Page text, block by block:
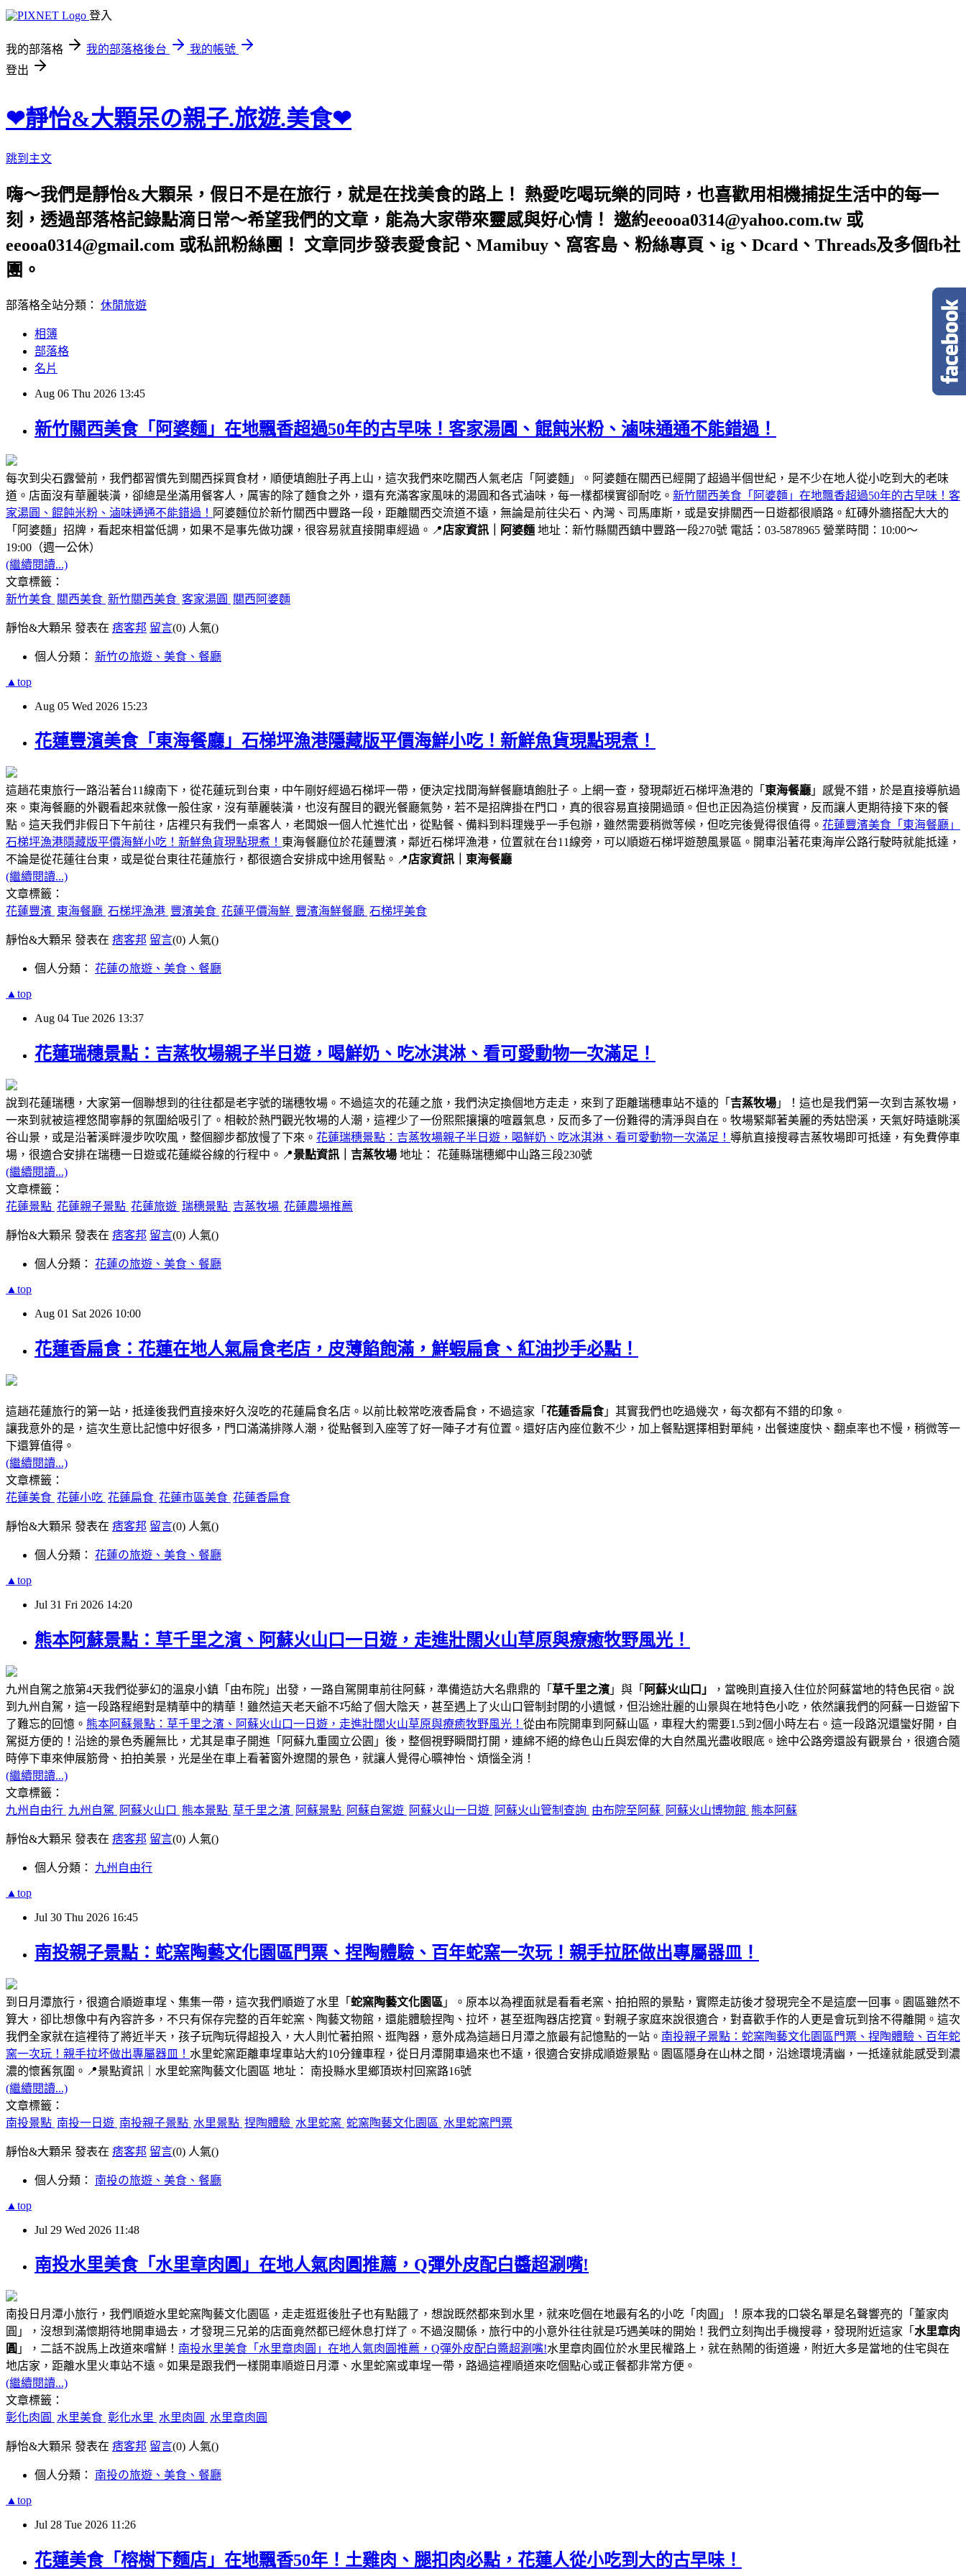
登入
我的部落格 我的部落格後台
我的帳號
登出
❤靜怡&大顆呆の親子.旅遊.美食❤
跳到主文
嗨～我們是靜怡&大顆呆，假日不是在旅行，就是在找美食的路上！ 熱愛吃喝玩樂的同時，也喜歡用相機捕捉生活中的每一
刻，透過部落格記錄點滴日常～希望我們的文章，能為大家帶來靈感與好心情！ 邀約eeooa0314@yahoo.com.tw 或
eeooa0314@gmail.com 或私訊粉絲團！ 文章同步發表愛食記、Mamibuy、窩客島、粉絲專頁、ig、Dcard、Threads及多個fb社
團。
部落格全站分類： 休閒旅遊
相簿
部落格
名片
Aug 06 Thu 2026 13:45
新竹關西美食「阿婆麵」在地飄香超過50年的古早味！客家湯圓、餛飩米粉、滷味通通不能錯過！
每次到尖石露營前，我們都習慣先到關西採買食材，順便填飽肚子再上山，這次我們來吃關西人氣老店「阿婆麵」。阿婆麵在關西已經開了超過半個世紀，是不少在地人從小吃到大的老味
道。店面沒有華麗裝潢，卻總是坐滿用餐客人，厲害的除了麵食之外，還有充滿客家風味的湯圓和各式滷味，每一樣都樸實卻耐吃。 新竹關西美食「阿婆麵」在地飄香超過50年的古早味！客
家湯圓、餛飩米粉、滷味通通不能錯過！ 阿婆麵位於新竹關西中豐路一段，距離關西交流道不遠，無論是前往尖石、內灣、司馬庫斯，或是安排關西一日遊都很順路。紅磚外牆搭配大大的
「阿婆麵」招牌，看起來相當低調，如果不是事先做功課，很容易就直接開車經過。📍店家資訊｜阿婆麵 地址：新竹縣關西鎮中豐路一段270號 電話：03-5878965 營業時間：10:00～
19:00（週一公休）
(繼續閱讀...)
文章標籤：
新竹美食 關西美食 新竹關西美食 客家湯圓 關西阿婆麵
靜怡&大顆呆 發表在 痞客邦 留言(0) 人氣()
個人分類： 新竹の旅遊、美食、餐廳
▲top
Aug 05 Wed 2026 15:23
花蓮豐濱美食「東海餐廳」石梯坪漁港隱藏版平價海鮮小吃！新鮮魚貨現點現煮！
這趟花東旅行一路沿著台11線南下，從花蓮玩到台東，中午剛好經過石梯坪一帶，便決定找間海鮮餐廳填飽肚子。上網一查，發現鄰近石梯坪漁港的「 東海餐廳 」感覺不錯，於是直接導航過
來。東海餐廳的外觀看起來就像一般住家，沒有華麗裝潢，也沒有醒目的觀光餐廳氣勢，若不是招牌掛在門口，真的很容易直接開過頭。但也正因為這份樸實，反而讓人更期待接下來的餐
點。這天我們非假日下午前往，店裡只有我們一桌客人，老闆娘一個人忙進忙出，從點餐、備料到料理幾乎一手包辦，雖然需要稍微等候，但吃完後覺得很值得。 花蓮豐濱美食「東海餐廳」
石梯坪漁港隱藏版平價海鮮小吃！新鮮魚貨現點現煮！ 東海餐廳位於花蓮豐濱，鄰近石梯坪漁港，位置就在台11線旁，可以順遊石梯坪遊憩風景區。開車沿著花東海岸公路行駛時就能抵達，
不論是從花蓮往台東，或是從台東往花蓮旅行，都很適合安排成中途用餐點。📍店家資訊｜東海餐廳
(繼續閱讀...)
文章標籤：
花蓮豐濱 東海餐廳 石梯坪漁港 豐濱美食 花蓮平價海鮮 豐濱海鮮餐廳 石梯坪美食
靜怡&大顆呆 發表在 痞客邦 留言(0) 人氣()
個人分類： 花蓮の旅遊、美食、餐廳
▲top
Aug 04 Tue 2026 13:37
花蓮瑞穗景點：吉蒸牧場親子半日遊，喝鮮奶、吃冰淇淋、看可愛動物一次滿足！
說到花蓮瑞穗，大家第一個聯想到的往往都是老字號的瑞穗牧場。不過這次的花蓮之旅，我們決定換個地方走走，來到了距離瑞穗車站不遠的「 吉蒸牧場 」！這也是我們第一次到吉蒸牧場，
一來到就被這裡悠閒寧靜的氛圍給吸引了。相較於熱門觀光牧場的人潮，這裡少了一份熙熙攘攘的喧囂氣息，反而多了一份難得的清淨與自在。牧場緊鄰著美麗的秀姑巒溪，天氣好時遠眺溪
谷山景，或是沿著溪畔漫步吹吹風，整個腳步都放慢了下來。 花蓮瑞穗景點：吉蒸牧場親子半日遊，喝鮮奶、吃冰淇淋、看可愛動物一次滿足！ 導航直接搜尋吉蒸牧場即可抵達，有免費停車
場，很適合安排在瑞穗一日遊或花蓮縱谷線的行程中。📍景點資訊｜吉蒸牧場 地址： 花蓮縣瑞穗鄉中山路三段230號
(繼續閱讀...)
文章標籤：
花蓮景點 花蓮親子景點 花蓮旅遊 瑞穗景點 吉蒸牧場 花蓮農場推薦
靜怡&大顆呆 發表在 痞客邦 留言(0) 人氣()
個人分類： 花蓮の旅遊、美食、餐廳
▲top
Aug 01 Sat 2026 10:00
花蓮香扁食：花蓮在地人氣扁食老店，皮薄餡飽滿，鮮蝦扁食、紅油抄手必點！
這趟花蓮旅行的第一站，抵達後我們直接來好久沒吃的花蓮扁食名店。以前比較常吃液香扁食，不過這家「 花蓮香扁食」其實我們也吃過幾次，每次都有不錯的印象。
讓我意外的是，這次生意比記憶中好很多，門口滿滿排隊人潮，從點餐到入座等了好一陣子才有位置。還好店內座位數不少，加上餐點選擇相對單純，出餐速度快、翻桌率也不慢，稍微等一
下還算值得。
(繼續閱讀...)
文章標籤：
花蓮美食 花蓮小吃 花蓮扁食 花蓮市區美食 花蓮香扁食
靜怡&大顆呆 發表在 痞客邦 留言(0) 人氣()
個人分類： 花蓮の旅遊、美食、餐廳
▲top
Jul 31 Fri 2026 14:20
熊本阿蘇景點：草千里之濱、阿蘇火山口一日遊，走進壯闊火山草原與療癒牧野風光！
九州自駕之旅第4天我們從夢幻的溫泉小鎮「由布院」出發，一路自駕開車前往阿蘇，準備造訪大名鼎鼎的「 草千里之濱 」與「 阿蘇火山口」
，當晚則直接入住位於阿蘇當地的特色民宿。說
到九州自駕，這一段路程絕對是精華中的精華！雖然這天老天爺不巧給了個大陰天，甚至遇上了火山口管制封閉的小遺憾，但沿途壯麗的山景與在地特色小吃，依然讓我們的阿蘇一日遊留下
了難忘的回憶。 熊本阿蘇景點：草千里之濱、阿蘇火山口一日遊，走進壯闊火山草原與療癒牧野風光！ 從由布院開車到阿蘇山區，車程大約需要1.5到2個小時左右。這一段路況還蠻好開，自
駕挺方便的！沿途的景色秀麗無比，尤其是車子開進「阿蘇九重國立公園」後，整個視野瞬間打開，連綿不絕的綠色山丘與宏偉的大自然風光盡收眼底。途中公路旁還設有觀景台，很適合隨
時停下車來伸展筋骨、拍拍美景，光是坐在車上看著窗外遼闊的景色，就讓人覺得心曠神怡、煩惱全消！
(繼續閱讀...)
文章標籤：
九州自由行 九州自駕 阿蘇火山口 熊本景點 草千里之濱 阿蘇景點 阿蘇自駕遊 阿蘇火山一日遊 阿蘇火山管制查詢 由布院至阿蘇 阿蘇火山博物館 熊本阿蘇
靜怡&大顆呆 發表在 痞客邦 留言(0) 人氣()
個人分類： 九州自由行
▲top
Jul 30 Thu 2026 16:45
南投親子景點：蛇窯陶藝文化園區門票、捏陶體驗、百年蛇窯一次玩！親手拉胚做出專屬器皿！
到日月潭旅行，很適合順遊車埕、集集一帶，這次我們順遊了水里「 蛇窯陶藝文化園區 」。原本以為裡面就是看看老窯、拍拍照的景點，實際走訪後才發現完全不是這麼一回事。園區雖然不
算大，卻比想像中有內容許多，不只有保存完整的百年蛇窯、陶藝文物館，還能體驗捏陶、拉坏，甚至逛陶器店挖寶。對親子家庭來說很適合，對喜歡手作的人更是會玩到捨不得離開。這次
我們全家就在這裡待了將近半天，孩子玩陶玩得超投入，大人則忙著拍照、逛陶器，意外成為這趟日月潭之旅最有記憶點的一站。 南投親子景點：蛇窯陶藝文化園區門票、捏陶體驗、百年蛇
窯一次玩！親手拉坏做出專屬器皿！ 水里蛇窯距離車埕車站大約10分鐘車程，從日月潭開車過來也不遠，很適合安排成順遊景點。園區隱身在山林之間，沿途環境清幽，一抵達就能感受到濃
濃的懷舊氛圍。📍景點資訊｜水里蛇窯陶藝文化園區 地址： 南投縣水里鄉頂崁村回窯路16號
(繼續閱讀...)
文章標籤：
南投景點 南投一日遊 南投親子景點 水里景點 捏陶體驗 水里蛇窯 蛇窯陶藝文化園區 水里蛇窯門票
靜怡&大顆呆 發表在 痞客邦 留言(0) 人氣()
個人分類： 南投の旅遊、美食、餐廳
▲top
Jul 29 Wed 2026 11:48
南投水里美食「水里章肉圓」在地人氣肉圓推薦，Q彈外皮配白醬超涮嘴!
南投日月潭小旅行，我們順遊水里蛇窯陶藝文化園區，走走逛逛後肚子也有點餓了，想說既然都來到水里，就來吃個在地最有名的小吃「肉圓」！原本我的口袋名單是名聲響亮的「董家肉
圓」，沒想到滿懷期待地開車過去，才發現三兄弟的店面竟然都已經休息打烊了。不過沒關係，旅行中的小意外往往就是巧遇美味的開始！我們立刻掏出手機搜尋，發現附近這家「 水里章肉
圓 」，二話不說馬上改道來嚐鮮！ 南投水里美食「水里章肉圓」在地人氣肉圓推薦，Q彈外皮配白醬超涮嘴!水里章肉圓位於水里民權路上，就在熱鬧的街道邊，附近大多是當地的住宅與在
地店家， 距離水里火車站不遠 。如果是跟我們一樣開車順遊日月潭、水里蛇窯或車埕一帶，路過這裡順道來吃個點心或正餐都非常方便。
(繼續閱讀...)
文章標籤：
彰化肉圓
水里美食 彰化水里 水里肉圓 水里章肉圓
靜怡&大顆呆 發表在 痞客邦 留言(0) 人氣()
個人分類： 南投の旅遊、美食、餐廳
▲top
Jul 28 Tue 2026 11:26
花蓮美食「榕樹下麵店」在地飄香50年！土雞肉、腿扣肉必點，花蓮人從小吃到大的古早味！